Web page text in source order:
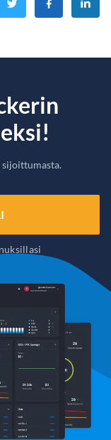
sijoittumasta.